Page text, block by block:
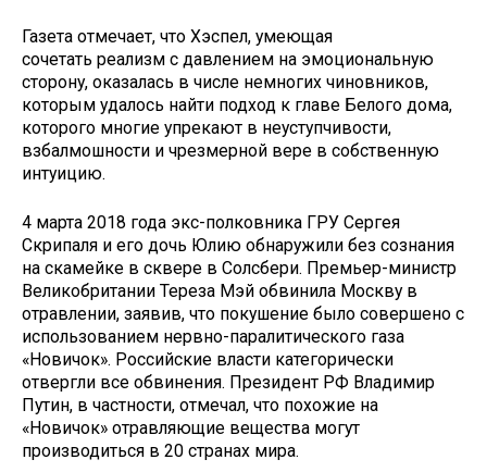
Газета отмечает, что Хэспел, умеющая
сочетать реализм с давлением на эмоциональную
сторону, оказалась в числе немногих чиновников,
которым удалось найти подход к главе Белого дома,
которого многие упрекают в неуступчивости,
взбалмошности и чрезмерной вере в собственную
интуицию.
4 марта 2018 года экс-полковника ГРУ Сергея
Скрипаля и его дочь Юлию обнаружили без сознания
на скамейке в сквере в Солсбери. Премьер-министр
Великобритании Тереза Мэй обвинила Москву в
отравлении, заявив, что покушение было совершено с
использованием нервно-паралитического газа
«Новичок». Российские власти категорически
отвергли все обвинения. Президент РФ Владимир
Путин, в частности, отмечал, что похожие на
«Новичок» отравляющие вещества могут
производиться в 20 странах мира.